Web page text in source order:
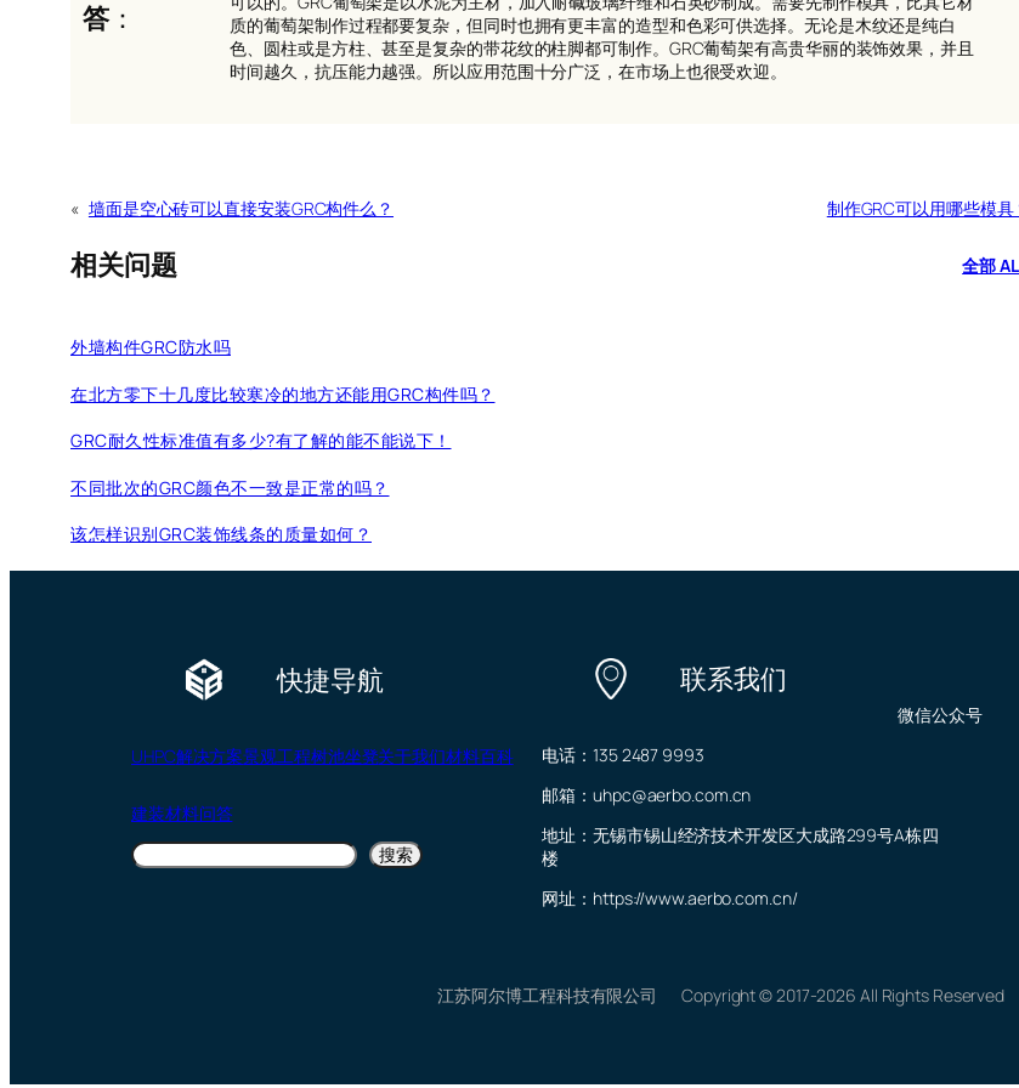
答：
质的葡萄架制作过程都要复杂，但同时也拥有更丰富的造型和色彩可供选择。无论是木纹还是纯白
色、圆柱或是方柱、甚至是复杂的带花纹的柱脚都可制作。GRC葡萄架有高贵华丽的装饰效果，并且
时间越久，抗压能力越强。所以应用范围十分广泛，在市场上也很受欢迎。
« 墙面是空心砖可以直接安装GRC构件么？ 制作GRC可以用哪些模具
相关问题 全部
外墙构件GRC防水吗
在北方零下十几度比较寒冷的地方还能用GRC构件吗？
GRC耐久性标准值有多少?有了解的能不能说下！
不同批次的GRC颜色不一致是正常的吗？
该怎样识别GRC装饰线条的质量如何？
快捷导航
UHPC解决方案景观工程树池坐凳关于我们材料百科
建装材料问答
搜
索
搜索
联系我们
电话：135 2487 9993
邮箱：uhpc@aerbo.com.cn
地址：无锡市锡山经济技术开发区大成路299号A栋四
楼
网址：https://www.aerbo.com.cn/
微信公众号
江苏阿尔博工程科技有限公司 Copyright © 2017-2026 All Rights Reserved